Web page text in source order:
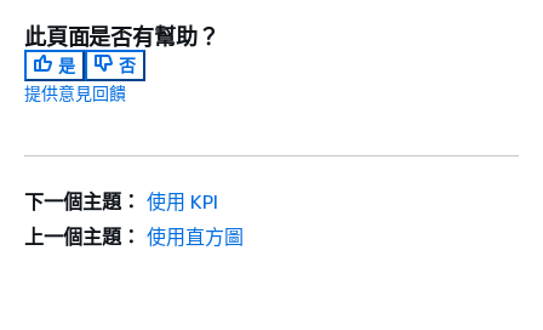
此頁面是否有幫助？
是
否
提供意見回饋
下一個主題： 使用 KPI
上一個主題： 使用直方圖